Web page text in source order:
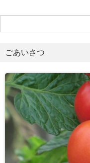
索:
ごあいさつ